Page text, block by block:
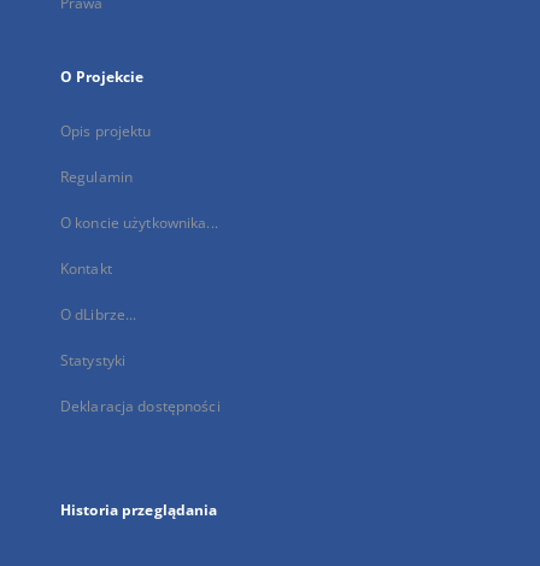
O Projekcie
Opis projektu
Regulamin
O koncie użytkownika...
Kontakt
O dLibrze...
Statystyki
Deklaracja dostępności
Historia przeglądania